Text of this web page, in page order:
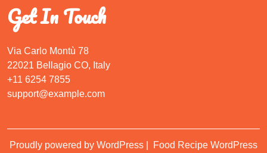
Get In Touch
Via Carlo Montù 78
22021 Bellagio CO, Italy
+11 6254 7855
support@example.com
Proudly powered by WordPress Food Recipe WordPress